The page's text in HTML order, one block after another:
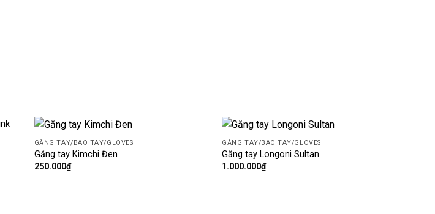
GĂNG TAY/BAO TAY/GLOVES
Găng tay Kimchi Đen
250.000₫
GĂNG TAY/BAO TAY/GLOVES
Găng tay Longoni Sultan
1.000.000₫